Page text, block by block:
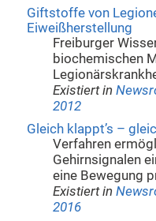
Giftstoffe von
Eiweißherstellung
Freiburger
biochemischen
Existiert in
2012
Gleich klappt’s –
Verfahren
Gehirnsignalen
eine Bewegung
Existiert in
2016